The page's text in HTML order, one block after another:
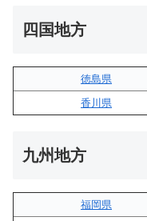
四国地方
徳島県
香川県
九州地方
福岡県